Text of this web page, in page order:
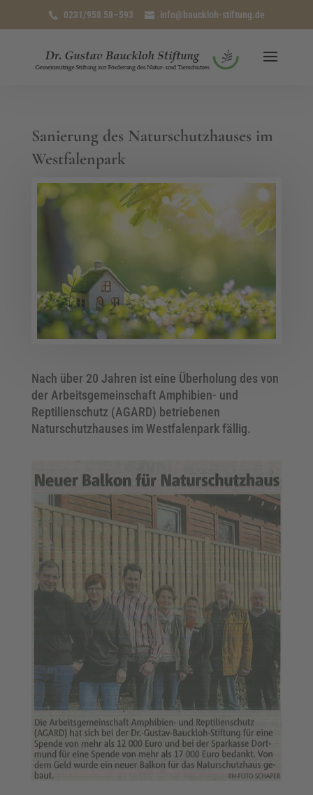
0231/958 58–593 info@bauckloh-stiftung.de
Sanierung des Naturschutzhauses im
Westfalenpark
Nach über 20 Jahren ist eine Überholung des von
der Arbeitsgemeinschaft Amphibien- und
Reptilienschutz (AGARD) betriebenen
Naturschutzhauses im Westfalenpark fällig.